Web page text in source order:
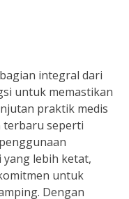
integral dari
untuk memastikan
praktik medis
terbaru seperti
yang lebih ketat,
untuk
Dengan